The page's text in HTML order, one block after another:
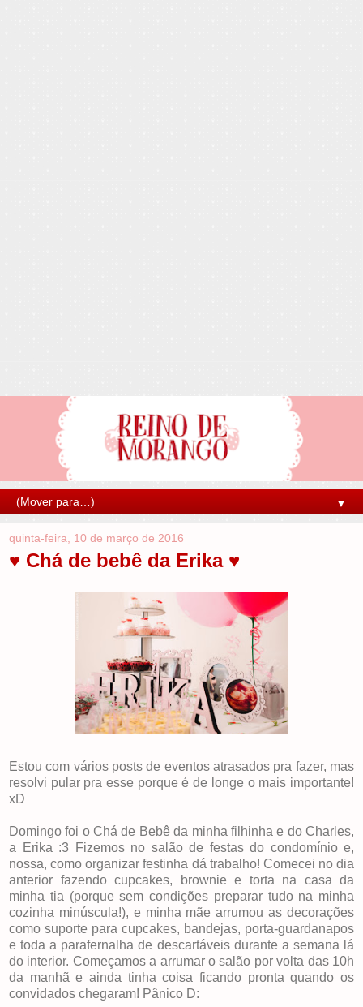
▼
quinta-feira, 10 de março de 2016
♥ Chá de bebê da Erika ♥
Estou com vários posts de eventos atrasados pra fazer, mas
resolvi pular pra esse porque é de longe o mais importante!
xD
Domingo foi o Chá de Bebê da minha filhinha e do Charles,
a Erika :3 Fizemos no salão de festas do condomínio e,
nossa, como organizar festinha dá trabalho! Comecei no dia
anterior fazendo cupcakes, brownie e torta na casa da
minha tia (porque sem condições preparar tudo na minha
cozinha minúscula!), e minha mãe arrumou as decorações
como suporte para cupcakes, bandejas, porta-guardanapos
e toda a parafernalha de descartáveis durante a semana lá
do interior. Começamos a arrumar o salão por volta das 10h
da manhã e ainda tinha coisa ficando pronta quando os
convidados chegaram! Pânico D: